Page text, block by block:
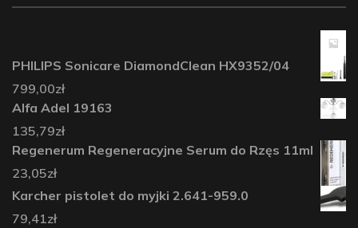
PHILIPS Sonicare DiamondClean HX9352/04
799,00zł
Alfa Adel 19163
135,79zł
Regenerum Regeneracyjne Serum do Rzęs 11ml
23,05zł
Karcher pistolet do myjki 2.641-959.0
79,41zł